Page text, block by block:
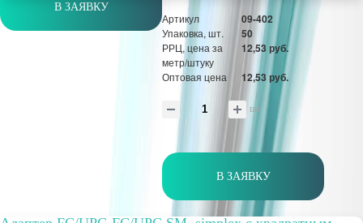
В ЗАЯВКУ
Артикул 09-402
Упаковка, шт. 50
РРЦ, цена за
метр/штуку
12,53 руб.
Оптовая цена 12,53 руб.
шт
В ЗАЯВКУ